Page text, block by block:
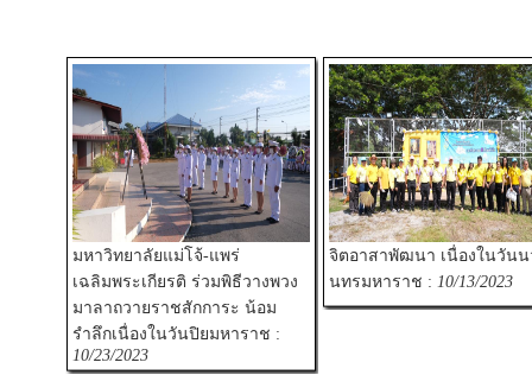
มหาวิทยาลัยแม่โจ้-แพร่
เฉลิมพระเกียรติ ร่วมพิธีวางพวง
มาลาถวายราชสักการะ น้อม
รำลึกเนื่องในวันปิยมหาราช :
10/23/2023
จิตอาสาพัฒนา เนื่องในวันน
นทรมหาราช : 10/13/2023